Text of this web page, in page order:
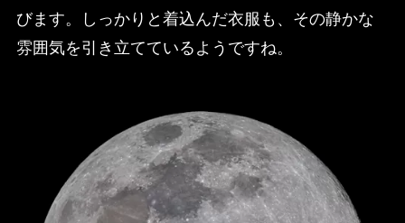
びます。しっかりと着込んだ衣服も、その静かな
雰囲気を引き立てているようですね。